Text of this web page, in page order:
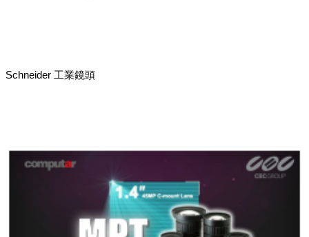
Schneider 工業鏡頭